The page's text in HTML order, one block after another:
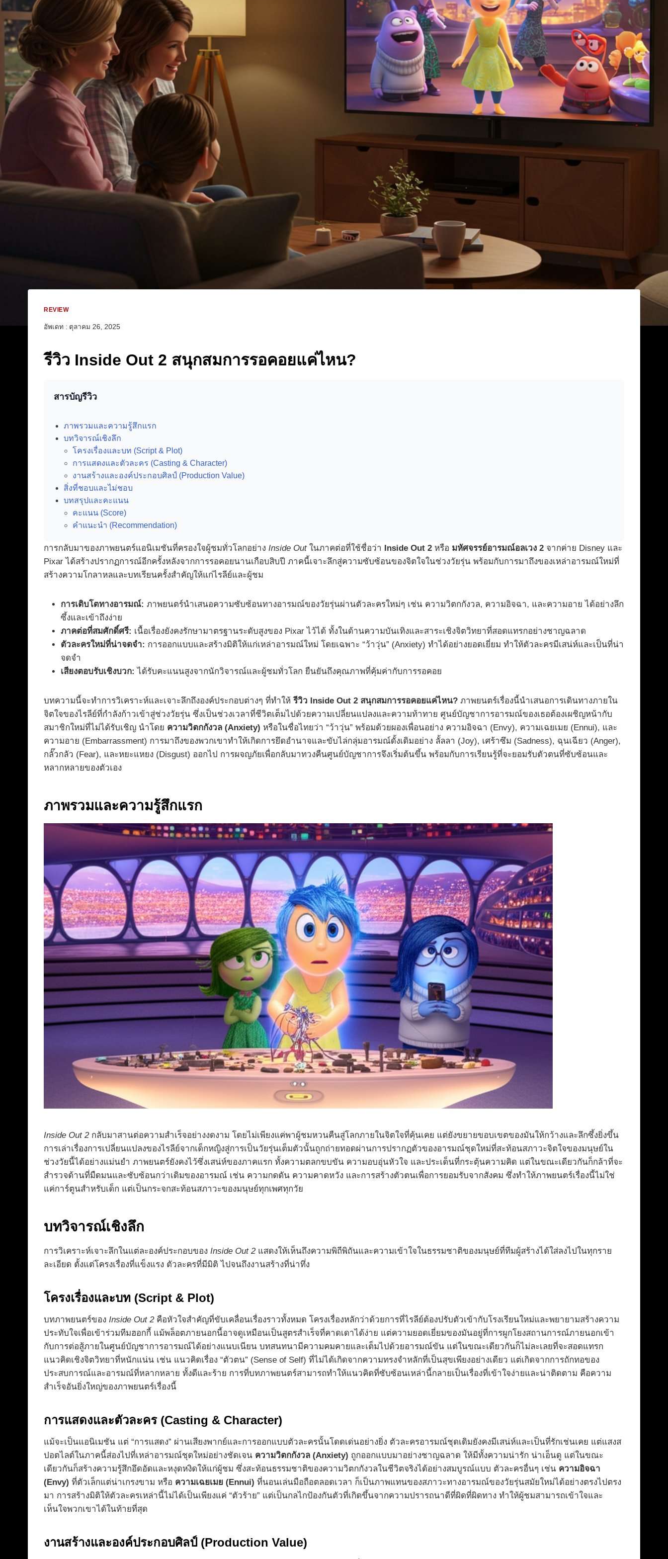
REVIEW
อัพเดท : ตุลาคม 26, 2025
รีวิว Inside Out 2 สนุกสมการรอคอยแค่ไหน?
สารบัญรีวิว
ภาพรวมและความรู้สึกแรก
บทวิจารณ์เชิงลึก
โครงเรื่องและบท (Script & Plot)
การแสดงและตัวละคร (Casting & Character)
งานสร้างและองค์ประกอบศิลป์ (Production Value)
สิ่งที่ชอบและไม่ชอบ
บทสรุปและคะแนน
คะแนน (Score)
คำแนะนำ (Recommendation)
การกลับมาของภาพยนตร์แอนิเมชันที่ครองใจผู้ชมทั่วโลกอย่าง Inside Outในภาคต่อที่ใช้ชื่อว่า Inside Out 2 หรือ มหัศจรรย์อารมณ์อลเวง 2 จากค่าย Disney และ
Pixar ได้สร้างปรากฏการณ์อีกครั้งหลังจากการรอคอยนานเกือบสิบปี ภาคนี้เจาะลึกสู่ความซับซ้อนของจิตใจในช่วงวัยรุ่น พร้อมกับการมาถึงของเหล่าอารมณ์ใหม่ที่
สร้างความโกลาหลและบทเรียนครั้งสำคัญให้แก่ไรลีย์และผู้ชม
การเติบโตทางอารมณ์: ภาพยนตร์นำเสนอความซับซ้อนทางอารมณ์ของวัยรุ่นผ่านตัวละครใหม่ๆ เช่น ความวิตกกังวล, ความอิจฉา, และความอาย ได้อย่างลึก
ซึ้งและเข้าถึงง่าย
ภาคต่อที่สมศักดิ์ศรี: เนื้อเรื่องยังคงรักษามาตรฐานระดับสูงของ Pixar ไว้ได้ ทั้งในด้านความบันเทิงและสาระเชิงจิตวิทยาที่สอดแทรกอย่างชาญฉลาด
ตัวละครใหม่ที่น่าจดจำ: การออกแบบและสร้างมิติให้แก่เหล่าอารมณ์ใหม่ โดยเฉพาะ “ว้าวุ่น” (Anxiety) ทำได้อย่างยอดเยี่ยม ทำให้ตัวละครมีเสน่ห์และเป็นที่น่า
จดจำ
เสียงตอบรับเชิงบวก: ได้รับคะแนนสูงจากนักวิจารณ์และผู้ชมทั่วโลก ยืนยันถึงคุณภาพที่คุ้มค่ากับการรอคอย
บทความนี้จะทำการวิเคราะห์และเจาะลึกถึงองค์ประกอบต่างๆ ที่ทำให้รีวิว Inside Out 2 สนุกสมการรอคอยแค่ไหน? ภาพยนตร์เรื่องนี้นำเสนอการเดินทางภายใน
จิตใจของไรลีย์ที่กำลังก้าวเข้าสู่ช่วงวัยรุ่น ซึ่งเป็นช่วงเวลาที่ชีวิตเต็มไปด้วยความเปลี่ยนแปลงและความท้าทาย ศูนย์บัญชาการอารมณ์ของเธอต้องเผชิญหน้ากับ
สมาชิกใหม่ที่ไม่ได้รับเชิญ นำโดย ความวิตกกังวล (Anxiety) หรือในชื่อไทยว่า “ว้าวุ่น” พร้อมด้วยผองเพื่อนอย่าง ความอิจฉา (Envy), ความเฉยเมย (Ennui), และ
ความอาย (Embarrassment) การมาถึงของพวกเขาทำให้เกิดการยึดอำนาจและขับไล่กลุ่มอารมณ์ดั้งเดิมอย่าง ลั้ลลา (Joy), เศร้าซึม (Sadness), ฉุนเฉียว (Anger),
กลั๊วกลัว (Fear), และหยะแหยง (Disgust) ออกไป การผจญภัยเพื่อกลับมาทวงคืนศูนย์บัญชาการจึงเริ่มต้นขึ้น พร้อมกับการเรียนรู้ที่จะยอมรับตัวตนที่ซับซ้อนและ
หลากหลายของตัวเอง
ภาพรวมและความรู้สึกแรก
Inside Out 2กลับมาสานต่อความสำเร็จอย่างงดงาม โดยไม่เพียงแค่พาผู้ชมหวนคืนสู่โลกภายในจิตใจที่คุ้นเคย แต่ยังขยายขอบเขตของมันให้กว้างและลึกซึ้งยิ่งขึ้น
การเล่าเรื่องการเปลี่ยนแปลงของไรลีย์จากเด็กหญิงสู่การเป็นวัยรุ่นเต็มตัวนั้นถูกถ่ายทอดผ่านการปรากฏตัวของอารมณ์ชุดใหม่ที่สะท้อนสภาวะจิตใจของมนุษย์ใน
ช่วงวัยนี้ได้อย่างแม่นยำ ภาพยนตร์ยังคงไว้ซึ่งเสน่ห์ของภาคแรก ทั้งความตลกขบขัน ความอบอุ่นหัวใจ และประเด็นที่กระตุ้นความคิด แต่ในขณะเดียวกันก็กล้าที่จะ
สำรวจด้านที่มืดมนและซับซ้อนกว่าเดิมของอารมณ์ เช่น ความกดดัน ความคาดหวัง และการสร้างตัวตนเพื่อการยอมรับจากสังคม ซึ่งทำให้ภาพยนตร์เรื่องนี้ไม่ใช่
แค่การ์ตูนสำหรับเด็ก แต่เป็นกระจกสะท้อนสภาวะของมนุษย์ทุกเพศทุกวัย
บทวิจารณ์เชิงลึก
การวิเคราะห์เจาะลึกในแต่ละองค์ประกอบของ Inside Out 2แสดงให้เห็นถึงความพิถีพิถันและความเข้าใจในธรรมชาติของมนุษย์ที่ทีมผู้สร้างได้ใส่ลงไปในทุกราย
ละเอียด ตั้งแต่โครงเรื่องที่แข็งแรง ตัวละครที่มีมิติ ไปจนถึงงานสร้างที่น่าทึ่ง
โครงเรื่องและบท (Script & Plot)
บทภาพยนตร์ของ Inside Out 2คือหัวใจสำคัญที่ขับเคลื่อนเรื่องราวทั้งหมด โครงเรื่องหลักว่าด้วยการที่ไรลีย์ต้องปรับตัวเข้ากับโรงเรียนใหม่และพยายามสร้างความ
ประทับใจเพื่อเข้าร่วมทีมฮอกกี้ แม้พล็อตภายนอกนี้อาจดูเหมือนเป็นสูตรสำเร็จที่คาดเดาได้ง่าย แต่ความยอดเยี่ยมของมันอยู่ที่การผูกโยงสถานการณ์ภายนอกเข้า
กับการต่อสู้ภายในศูนย์บัญชาการอารมณ์ได้อย่างแนบเนียน บทสนทนามีความคมคายและเต็มไปด้วยอารมณ์ขัน แต่ในขณะเดียวกันก็ไม่ละเลยที่จะสอดแทรก
แนวคิดเชิงจิตวิทยาที่หนักแน่น เช่น แนวคิดเรื่อง “ตัวตน” (Sense of Self) ที่ไม่ได้เกิดจากความทรงจำหลักที่เป็นสุขเพียงอย่างเดียว แต่เกิดจากการถักทอของ
ประสบการณ์และอารมณ์ที่หลากหลาย ทั้งดีและร้าย การที่บทภาพยนตร์สามารถทำให้แนวคิดที่ซับซ้อนเหล่านี้กลายเป็นเรื่องที่เข้าใจง่ายและน่าติดตาม คือความ
สำเร็จอันยิ่งใหญ่ของภาพยนตร์เรื่องนี้
การแสดงและตัวละคร (Casting & Character)
แม้จะเป็นแอนิเมชัน แต่ “การแสดง” ผ่านเสียงพากย์และการออกแบบตัวละครนั้นโดดเด่นอย่างยิ่ง ตัวละครอารมณ์ชุดเดิมยังคงมีเสน่ห์และเป็นที่รักเช่นเคย แต่แสงส
ปอตไลต์ในภาคนี้ส่องไปที่เหล่าอารมณ์ชุดใหม่อย่างชัดเจน ความวิตกกังวล (Anxiety) ถูกออกแบบมาอย่างชาญฉลาด ให้มีทั้งความน่ารัก น่าเอ็นดู แต่ในขณะ
เดียวกันก็สร้างความรู้สึกอึดอัดและหงุดหงิดให้แก่ผู้ชม ซึ่งสะท้อนธรรมชาติของความวิตกกังวลในชีวิตจริงได้อย่างสมบูรณ์แบบ ตัวละครอื่นๆ เช่น ความอิจฉา
(Envy) ที่ตัวเล็กแต่น่าเกรงขาม หรือ ความเฉยเมย (Ennui) ที่นอนเล่นมือถือตลอดเวลา ก็เป็นภาพแทนของสภาวะทางอารมณ์ของวัยรุ่นสมัยใหม่ได้อย่างตรงไปตรง
มา การสร้างมิติให้ตัวละครเหล่านี้ไม่ได้เป็นเพียงแค่ “ตัวร้าย” แต่เป็นกลไกป้องกันตัวที่เกิดขึ้นจากความปรารถนาดีที่ผิดที่ผิดทาง ทำให้ผู้ชมสามารถเข้าใจและ
เห็นใจพวกเขาได้ในท้ายที่สุด
งานสร้างและองค์ประกอบศิลป์ (Production Value)